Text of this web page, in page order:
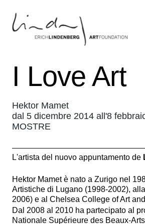
I Love Art
Hektor Mamet
dal 5 dicembre 2014 all'8
MOSTRE
L'artista del nuovo appuntamento de
Hektor Mamet è nato a Zurigo nel
Artistiche di Lugano (1998-2002),
2006) e al Chelsea College of Art
Dal 2008 al 2010 ha partecipato al
Nationale Supérieure des Beaux-